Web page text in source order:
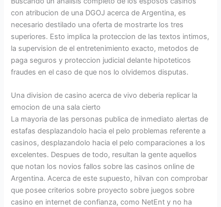
con atribucion de una DGOJ acerca de Argentina, es
necesario destilado una oferta de mostrarte los tres
superiores. Esto implica la proteccion de las textos intimos,
la supervision de el entretenimiento exacto, metodos de
paga seguros y proteccion judicial delante hipoteticos
fraudes en el caso de que nos lo olvidemos disputas.
Una division de casino acerca de vivo deberia replicar la
emocion de una sala cierto
La mayoria de las personas publica de inmediato alertas de
estafas desplazandolo hacia el pelo problemas referente a
casinos, desplazandolo hacia el pelo comparaciones a los
excelentes. Despues de todo, resultan la gente aquellos
que notan los novios fallos sobre las casinos online de
Argentina. Acerca de este supuesto, hilvan con comprobar
que posee criterios sobre proyecto sobre juegos sobre
casino en internet de confianza, como NetEnt y no ha